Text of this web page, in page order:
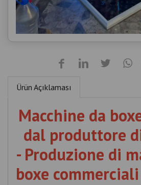
Ürün Açıklaması
Macchine da
dal produttore
- Produzione di
boxe